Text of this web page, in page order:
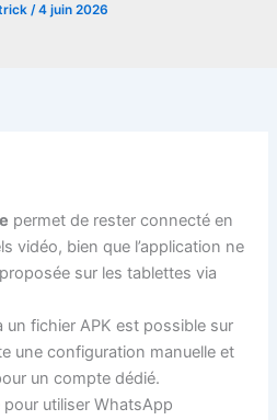
/4 juin 2026
permet de rester connecté en
vidéo, bien que l’application ne
sur les tablettes via
un fichier APK est possible sur
une configuration manuelle et
un compte dédié.
pour utiliser WhatsApp